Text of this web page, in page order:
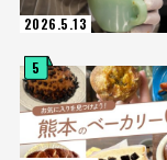
2026.5.13
5